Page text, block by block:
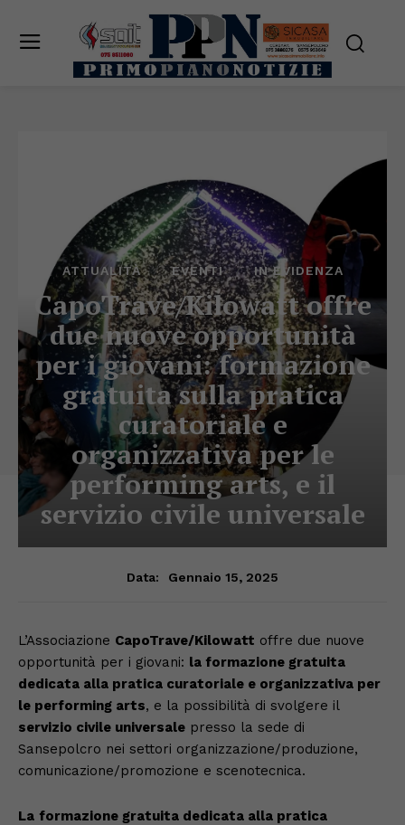
ATTUALITÀ EVENTI IN EVIDENZA
CapoTrave/Kilowatt offre
due nuove opportunità
per i giovani: formazione
gratuita sulla pratica
curatoriale e
organizzativa per le
performing arts, e il
servizio civile universale
Data: Gennaio 15, 2025
L’Associazione CapoTrave/Kilowatt offre due nuove
opportunità per i giovani: la formazione gratuita
dedicata alla pratica curatoriale e organizzativa per
le performing arts, e la possibilità di svolgere il
servizio civile universale presso la sede di
Sansepolcro nei settori organizzazione/produzione,
comunicazione/promozione e scenotecnica.
La formazione gratuita dedicata alla pratica